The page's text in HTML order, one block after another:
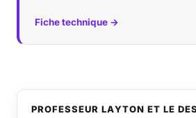
Fiche technique →
PROFESSEUR LAYTON ET LE